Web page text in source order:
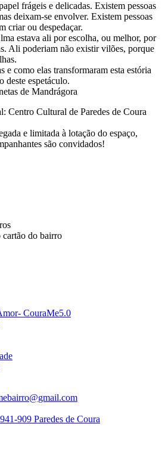
frágeis e delicadas. Existem pessoas
deixam-se envolver. Existem pessoas
criar ou despedaçar.
estava ali por escolha, ou melhor, por
Ali poderiam não existir vilões, porque
e como elas transformaram esta estória
deste espetáculo.
de Mandrágora
Centro Cultural de Paredes de Coura
e limitada à lotação do espaço,
são convidados!
cartão do bairro
CouraMe5.0
909 Paredes de Coura